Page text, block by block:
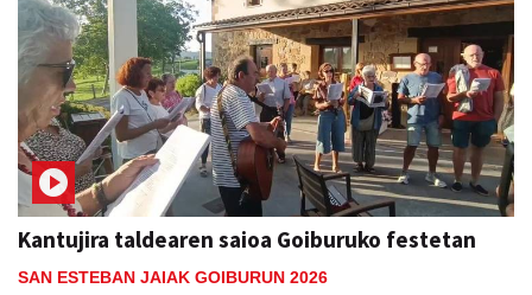
Kantujira taldearen saioa Goiburuko festetan
SAN ESTEBAN JAIAK GOIBURUN 2026